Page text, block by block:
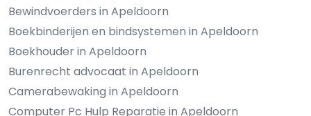
Bewindvoerders in Apeldoorn
Boekbinderijen en bindsystemen in Apeldoorn
Boekhouder in Apeldoorn
Burenrecht advocaat in Apeldoorn
Camerabewaking in Apeldoorn
Computer Pc Hulp Reparatie in Apeldoorn